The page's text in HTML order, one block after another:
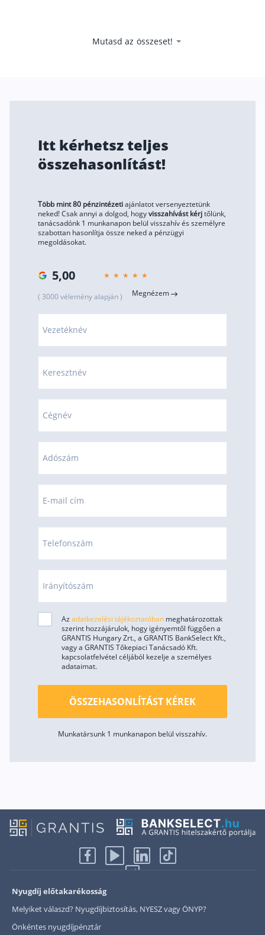
Mutasd az összeset!
Itt kérhetsz teljes
összehasonlítást!
Több mint 80 pénzintézetiajánlatot versenyeztetünk
neked! Csak annyi a dolgod, hogyvisszahívást kérjtőlünk,
tanácsadónk 1 munkanapon belül visszahív és személyre
szabottan hasonlítja össze neked a pénzügyi
megoldásokat.
5,00
( 3000 vélemény alapján ) Megnézem
Vezetéknév
Keresztnév
Cégnév
Adószám
E-mail cím
Telefonszám
Irányítószám
Az adatkezelési tájékoztatóban meghatározottak
szerint hozzájárulok, hogy igényemtől függően a
GRANTIS Hungary Zrt., a GRANTIS BankSelect Kft.,
vagy a GRANTIS Tőkepiaci Tanácsadó Kft.
kapcsolatfelvétel céljából kezelje a személyes
adataimat.
ÖSSZEHASONLÍTÁST KÉREK
Munkatársunk 1 munkanapon belül visszahív.
Nyugdíj előtakarékosság
Melyiket válaszd? Nyugdíjbiztosítás, NYESZ vagy ÖNYP?
Önkéntes nyugdíjpénztár